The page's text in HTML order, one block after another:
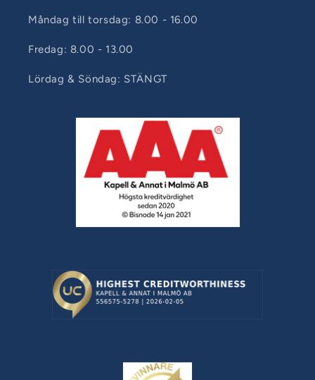
Måndag till torsdag: 8.00 - 16.00
Fredag: 8.00 - 13.00
Lördag & Söndag: STÄNGT